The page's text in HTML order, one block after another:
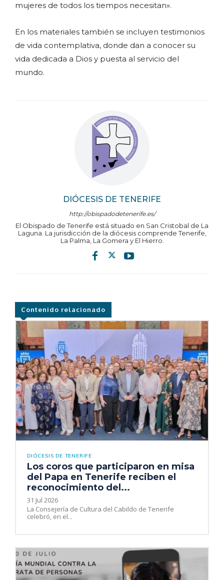
DIÓCESIS DE TENERIFE
http://obispadodetenerife.es/
El Obispado de Tenerife está situado en San Cristobal de La
Laguna. La jurisdicción de la diócesis comprende Tenerife,
La Palma, La Gomera y El Hierro.
mujeres de todos los tiempos necesitan».
En los materiales también se incluyen testimonios
de vida contemplativa, donde dan a conocer su
vida dedicada a Dios y puesta al servicio del
mundo.
Contenido relacionado
DIÓCESIS DE TENERIFE
Los coros que participaron en misa
del Papa en Tenerife reciben el
reconocimiento del...
31 Jul 2026
La Consejería de Cultura del Cabildo de Tenerife
celebró, en el...